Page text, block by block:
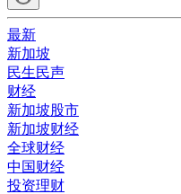
最新
新加坡
民生民声
财经
新加坡股市
新加坡财经
全球财经
中国财经
投资理财